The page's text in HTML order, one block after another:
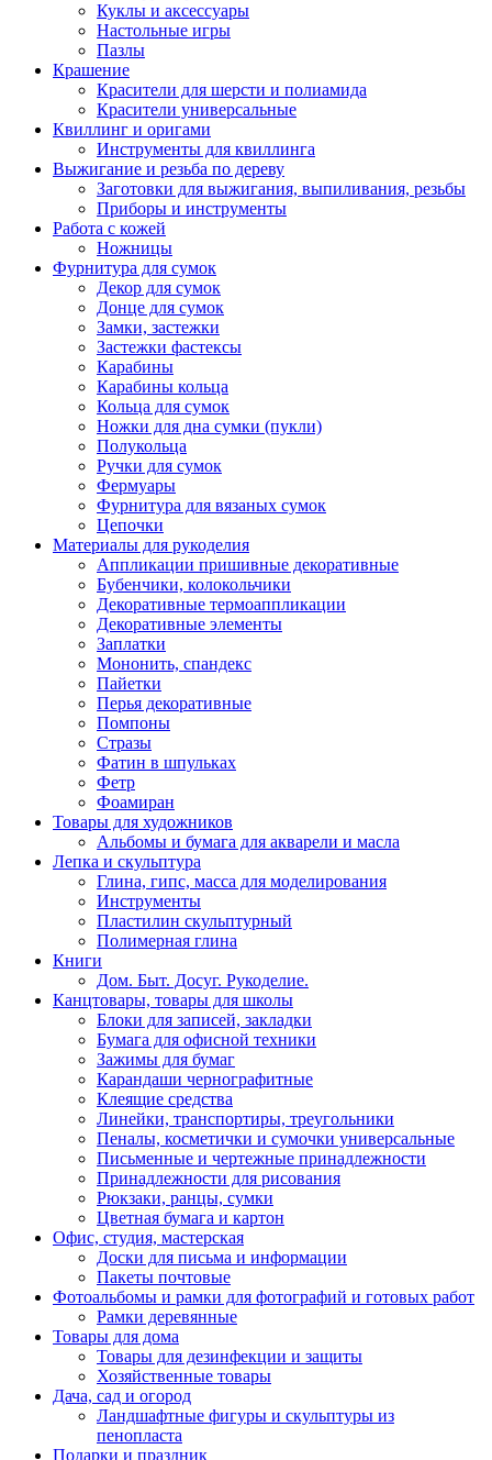
Куклы и аксессуары
Настольные игры
Пазлы
Крашение
Красители для шерсти и полиамида
Красители универсальные
Квиллинг и оригами
Инструменты для квиллинга
Выжигание и резьба по дереву
Заготовки для выжигания, выпиливания, резьбы
Приборы и инструменты
Работа с кожей
Ножницы
Фурнитура для сумок
Декор для сумок
Донце для сумок
Замки, застежки
Застежки фастексы
Карабины
Карабины кольца
Кольца для сумок
Ножки для дна сумки (пукли)
Полукольца
Ручки для сумок
Фермуары
Фурнитура для вязаных сумок
Цепочки
Материалы для рукоделия
Аппликации пришивные декоративные
Бубенчики, колокольчики
Декоративные термоаппликации
Декоративные элементы
Заплатки
Мононить, спандекс
Пайетки
Перья декоративные
Помпоны
Стразы
Фатин в шпульках
Фетр
Фоамиран
Товары для художников
Альбомы и бумага для акварели и масла
Лепка и скульптура
Глина, гипс, масса для моделирования
Инструменты
Пластилин скульптурный
Полимерная глина
Книги
Дом. Быт. Досуг. Рукоделие.
Канцтовары, товары для школы
Блоки для записей, закладки
Бумага для офисной техники
Зажимы для бумаг
Карандаши чернографитные
Клеящие средства
Линейки, транспортиры, треугольники
Пеналы, косметички и сумочки универсальные
Письменные и чертежные принадлежности
Принадлежности для рисования
Рюкзаки, ранцы, сумки
Цветная бумага и картон
Офис, студия, мастерская
Доски для письма и информации
Пакеты почтовые
Фотоальбомы и рамки для фотографий и готовых работ
Рамки деревянные
Товары для дома
Товары для дезинфекции и защиты
Хозяйственные товары
Дача, сад и огород
Ландшафтные фигуры и скульптуры из
пенопласта
Подарки и праздник